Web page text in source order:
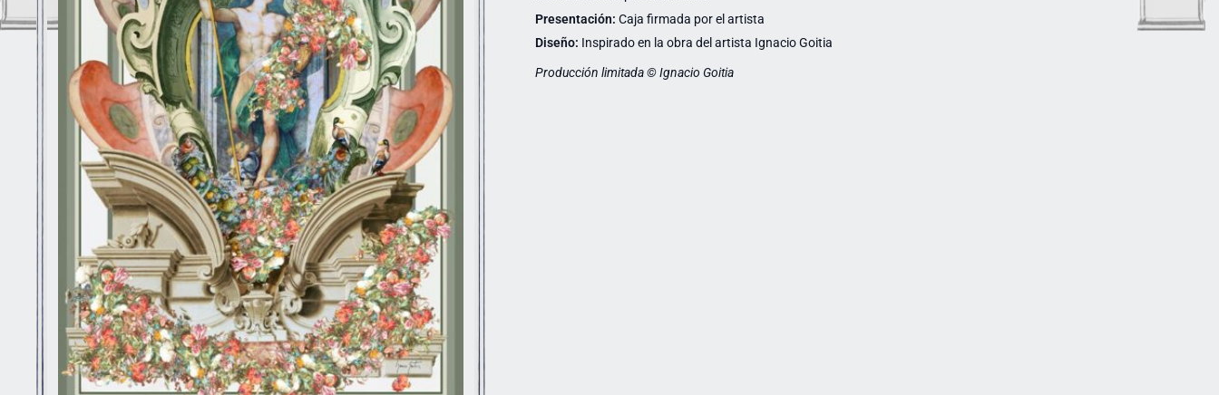
Presentación: Caja firmada por el artista
Diseño: Inspirado en la obra del artista Ignacio Goitia
Producción limitada © Ignacio Goitia